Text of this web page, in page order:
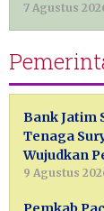
7 Agustus
Bank Jatim
Tenaga
Wujudkan
9 Agustus